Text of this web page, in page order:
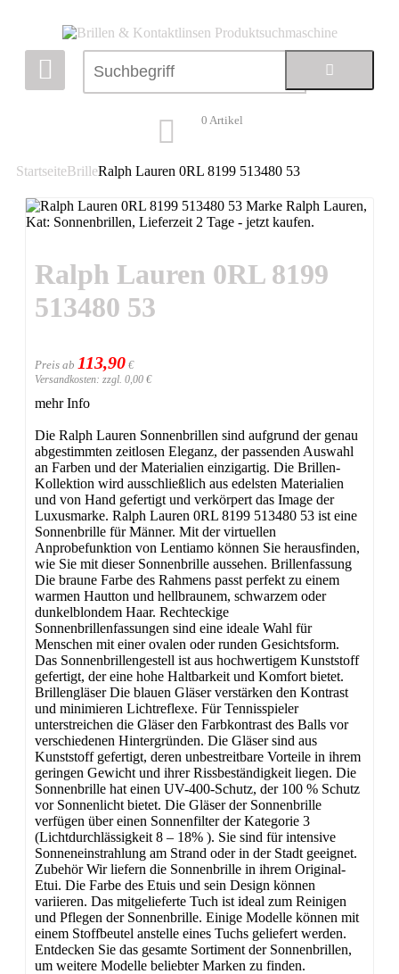
0 Artikel
StartseiteBrilleRalph Lauren 0RL 8199 513480 53
Ralph Lauren 0RL 8199
513480 53
Preis ab 113,90 €
Versandkosten: zzgl. 0,00 €
mehr Info
Die Ralph Lauren Sonnenbrillen sind aufgrund der genau
abgestimmten zeitlosen Eleganz, der passenden Auswahl
an Farben und der Materialien einzigartig. Die Brillen-
Kollektion wird ausschließlich aus edelsten Materialien
und von Hand gefertigt und verkörpert das Image der
Luxusmarke. Ralph Lauren 0RL 8199 513480 53 ist eine
Sonnenbrille für Männer. Mit der virtuellen
Anprobefunktion von Lentiamo können Sie herausfinden,
wie Sie mit dieser Sonnenbrille aussehen. Brillenfassung
Die braune Farbe des Rahmens passt perfekt zu einem
warmen Hautton und hellbraunem, schwarzem oder
dunkelblondem Haar. Rechteckige
Sonnenbrillenfassungen sind eine ideale Wahl für
Menschen mit einer ovalen oder runden Gesichtsform.
Das Sonnenbrillengestell ist aus hochwertigem Kunststoff
gefertigt, der eine hohe Haltbarkeit und Komfort bietet.
Brillengläser Die blauen Gläser verstärken den Kontrast
und minimieren Lichtreflexe. Für Tennisspieler
unterstreichen die Gläser den Farbkontrast des Balls vor
verschiedenen Hintergründen. Die Gläser sind aus
Kunststoff gefertigt, deren unbestreitbare Vorteile in ihrem
geringen Gewicht und ihrer Rissbeständigkeit liegen. Die
Sonnenbrille hat einen UV-400-Schutz, der 100 % Schutz
vor Sonnenlicht bietet. Die Gläser der Sonnenbrille
verfügen über einen Sonnenfilter der Kategorie 3
(Lichtdurchlässig­keit 8 – 18% ). Sie sind für intensive
Sonneneinstrahlung am Strand oder in der Stadt geeignet.
Zubehör Wir liefern die Sonnenbrille in ihrem Original-
Etui. Die Farbe des Etuis und sein Design können
variieren. Das mitgelieferte Tuch ist ideal zum Reinigen
und Pflegen der Sonnenbrille. Einige Modelle können mit
einem Stoffbeutel anstelle eines Tuchs geliefert werden.
Entdecken Sie das gesamte Sortiment der Sonnenbrillen,
um weitere Modelle beliebter Marken zu finden.